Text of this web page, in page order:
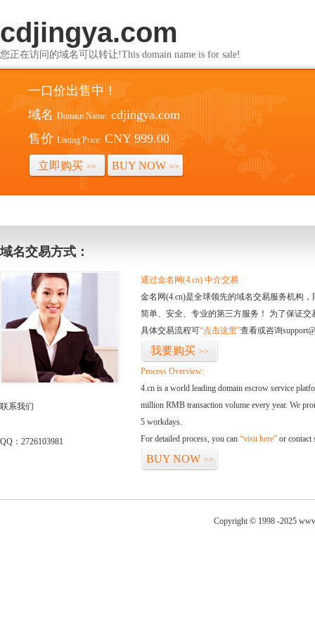
cdjingya.com
您正在访问的域名可以转让!This domain name is for sale!
一口价出售中！
域名 Domain Name: cdjingya.com
售价 Listing Price: CNY 999.00
立即购买 >> BUY NOW >>
域名交易方式：
联系我们
QQ：2726103981
通过金名网(4.cn) 中介交易
金名网(4.cn)是全球领先的域名交易服务机构
简单、安全、专业的第三方服务！ 为了保证
具体交易流程可“点击这里”查看或咨询
我要购买 >>
Process Overview:
4.cn is a world leading domain escrow service
million RMB transaction volume every year. We
5 workdays.
For detailed process, you can “visit here” or contact
BUY NOW >>
Copyright © 1998 -2025